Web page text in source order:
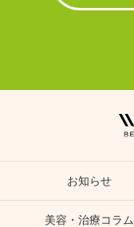
お知らせ
美容・治療コラム